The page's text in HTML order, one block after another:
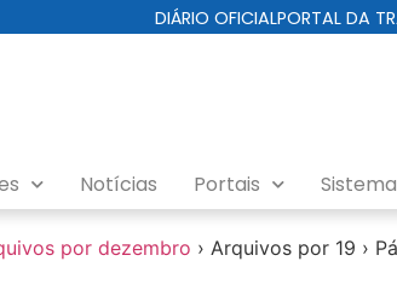
DIÁRIO OFICIALPORTAL DA
Notícias Portais
por dezembro › Arquivos por 19 ›